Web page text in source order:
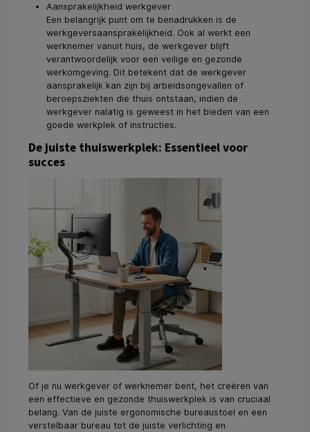
Aansprakelijkheid werkgever
Een belangrijk punt om te benadrukken is de
werkgeversaansprakelijkheid. Ook al werkt een
werknemer vanuit huis, de werkgever blijft
verantwoordelijk voor een veilige en gezonde
werkomgeving. Dit betekent dat de werkgever
aansprakelijk kan zijn bij arbeidsongevallen of
beroepsziekten die thuis ontstaan, indien de
werkgever nalatig is geweest in het bieden van een
goede werkplek of instructies.
De juiste thuiswerkplek: Essentieel voor
succes
Of je nu werkgever of werknemer bent, het creëren van
een effectieve en gezonde thuiswerkplek is van cruciaal
belang. Van de juiste ergonomische bureaustoel en een
verstelbaar bureau tot de juiste verlichting en